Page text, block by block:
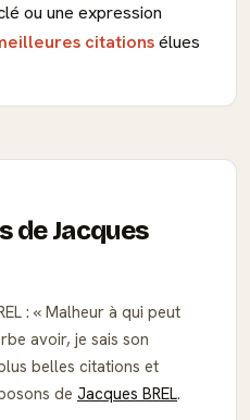
ou une expression
citationsélues
de Jacques
:
Malheur à qui peut
avoir, je sais son
belles citations et
de Jacques BREL.